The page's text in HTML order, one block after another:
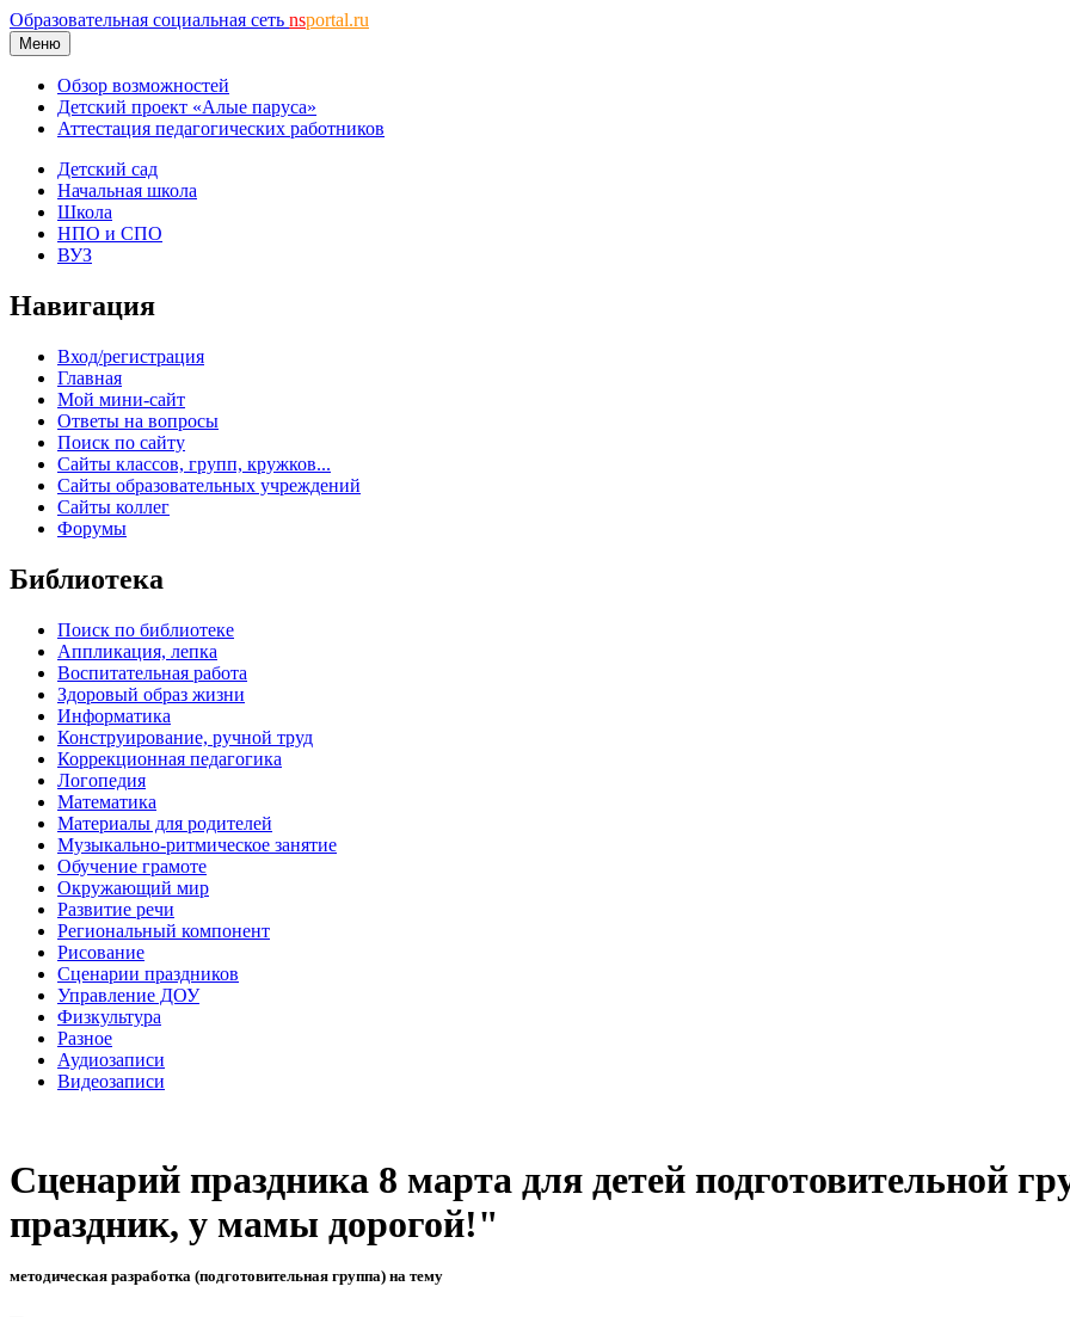
Образовательная социальная сеть nsportal.ru
Меню
Обзор возможностей
Детский проект «Алые паруса»
Аттестация педагогических работников
Детский сад
Начальная школа
Школа
НПО и СПО
ВУЗ
Навигация
Вход/регистрация
Главная
Мой мини-сайт
Ответы на вопросы
Поиск по сайту
Сайты классов, групп, кружков...
Сайты образовательных учреждений
Сайты коллег
Форумы
Библиотека
Поиск по библиотеке
Аппликация, лепка
Воспитательная работа
Здоровый образ жизни
Информатика
Конструирование, ручной труд
Коррекционная педагогика
Логопедия
Математика
Материалы для родителей
Музыкально-ритмическое занятие
Обучение грамоте
Окружающий мир
Развитие речи
Региональный компонент
Рисование
Сценарии праздников
Управление ДОУ
Физкультура
Разное
Аудиозаписи
Видеозаписи
Сценарий праздника 8 марта для детей подготовительной
праздник, у мамы дорогой!"
методическая разработка (подготовительная группа) на тему